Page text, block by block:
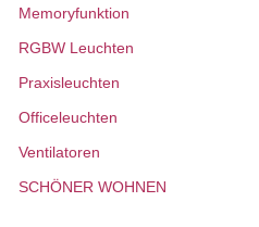
Memoryfunktion
RGBW Leuchten
Praxisleuchten
Officeleuchten
Ventilatoren
SCHÖNER WOHNEN